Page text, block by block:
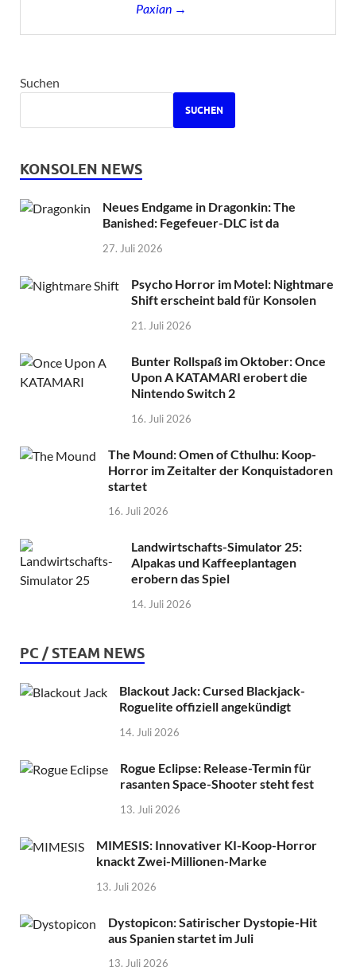
Paxian →
Suchen
SUCHEN
KONSOLEN NEWS
Neues Endgame in Dragonkin: The
Banished: Fegefeuer-DLC ist da
27. Juli 2026
Psycho Horror im Motel: Nightmare
Shift erscheint bald für Konsolen
21. Juli 2026
Bunter Rollspaß im Oktober: Once
Upon A KATAMARI erobert die
Nintendo Switch 2
16. Juli 2026
The Mound: Omen of Cthulhu: Koop-
Horror im Zeitalter der Konquistadoren
startet
16. Juli 2026
Landwirtschafts-Simulator 25:
Alpakas und Kaffeeplantagen
erobern das Spiel
14. Juli 2026
PC / STEAM NEWS
Blackout Jack: Cursed Blackjack-
Roguelite offiziell angekündigt
14. Juli 2026
Rogue Eclipse: Release-Termin für
rasanten Space-Shooter steht fest
13. Juli 2026
MIMESIS: Innovativer KI-Koop-Horror
knackt Zwei-Millionen-Marke
13. Juli 2026
Dystopicon: Satirischer Dystopie-Hit
aus Spanien startet im Juli
13. Juli 2026